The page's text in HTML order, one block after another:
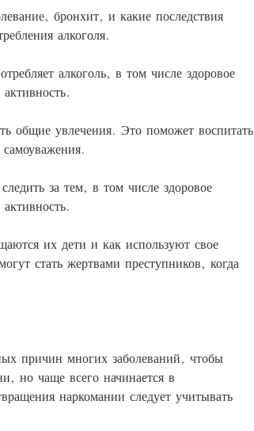
бронхит, и какие последствия
алкоголя.
алкоголь, в том числе здоровое
общие увлечения. Это поможет воспитать
за тем, в том числе здоровое
их дети и как используют свое
стать жертвами преступников, когда
причин многих заболеваний, чтобы
но чаще всего начинается в
наркомании следует учитывать